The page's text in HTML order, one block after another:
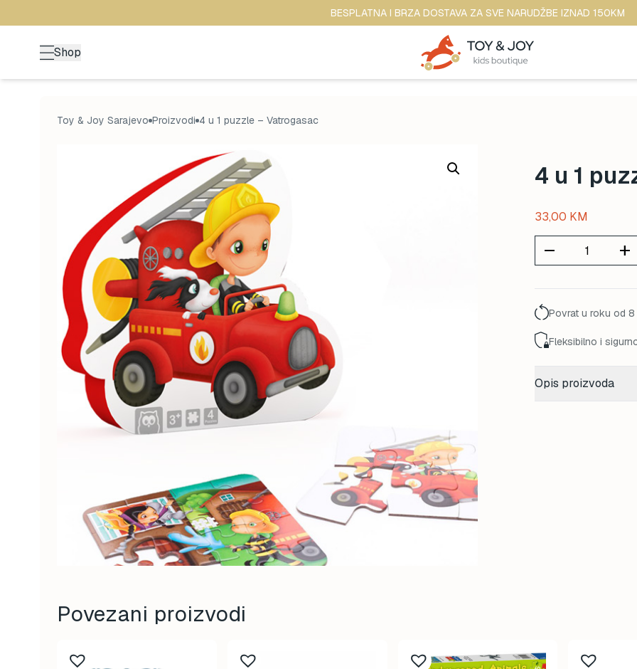
BESPLATNA I BRZA DOSTAVA ZA SVE NARUDŽBE IZNAD 150KM
Shop
Toy & Joy Sarajevo Proizvodi 4 u 1 puzzle – Vatrogasac
4 u 1
33,00 KM
remove add
Povrat u roku od 8
Fleksibilno i
Opis proizvoda
Povezani proizvodi